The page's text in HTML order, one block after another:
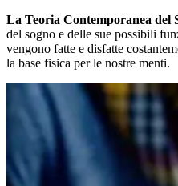
La Teoria Contemporanea del
del sogno e delle sue possibili
vengono fatte e disfatte
la base fisica per le nostre menti.